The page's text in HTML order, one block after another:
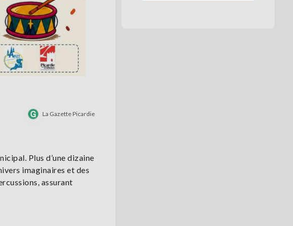
La Gazette Picardie
Plus d’une dizaine
imaginaires et des
assurant